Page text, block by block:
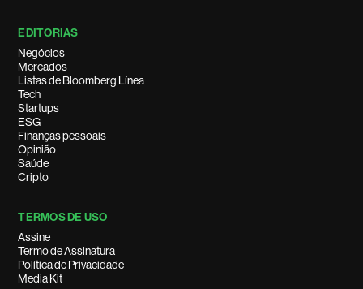
EDITORIAS
Negócios
Mercados
Listas de Bloomberg Línea
Tech
Startups
ESG
Finanças pessoais
Opinião
Saúde
Cripto
TERMOS DE USO
Assine
Termo de Assinatura
Política de Privacidade
Media Kit